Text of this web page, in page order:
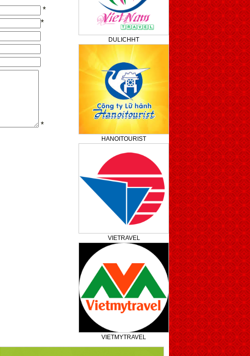
*
*
*
DULICHHT
HANOITOURIST
VIETRAVEL
VIETMYTRAVEL